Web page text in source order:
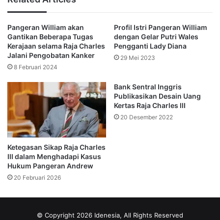
Camilla, menghilangkan gelar ‘consort’ tidak lantas
Queen Consort tidak memegang kekuasaan konstitusional
apa pun. Ia hanya berperan memberikan dukungan pada
raja selama bertugas.
Dulu saat menikah dengan Charles, Camilla mendapat
gelar Princess of Consort bukan Queen. Sehingga, jika
Charles naik takhta, gelarnya jadi Queen of Consort.
Namun, Ratu Elizabeth II mengubah aturan ini sebelum
meninggal dunia. Ia membuat aturan Duchess of Cornwall
akan disebut sebagai Queen Camilla ketika Charles resmi
menjadi Raja.
yang tepat untuk memulai peralihan gelar.
Pangeran William akan
Gantikan Beberapa Tugas
Kerajaan selama Raja Charles
Jalani Pengobatan Kanker
8 Februari 2024
Profil Istri Pangeran William
dengan Gelar Putri Wales
Pengganti Lady Diana
29 Mei 2023
Ketegasan Sikap Raja Charles
III dalam Menghadapi Kasus
Hukum Pangeran Andrew
20 Februari 2026
Bank Sentral Inggris
Publikasikan Desain Uang
Kertas Raja Charles III
20 Desember 2022
© Copyright 2026 Idenesia, All Rights Reserved